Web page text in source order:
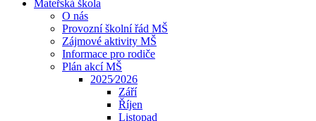
Mateřská škola
O nás
Provozní školní řád MŠ
Zájmové aktivity MŠ
Informace pro rodiče
Plán akcí MŠ
2025⁄2026
Září
Říjen
Listopad